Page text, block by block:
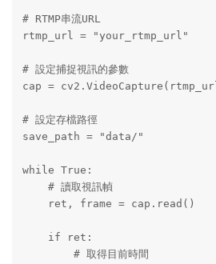
# RTMP串流URL
rtmp_url = "your_rtmp_url"
# 設定捕捉視訊的參數
cap =
# 設定存檔路徑
save_path = "data/"
while True:
    # 讀取視訊幀
    ret, frame = cap.read()
    if ret:
        # 取得目前時間